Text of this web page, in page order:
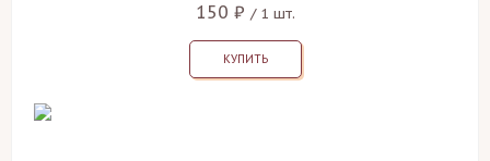
150 ₽ / 1 шт.
КУПИТЬ